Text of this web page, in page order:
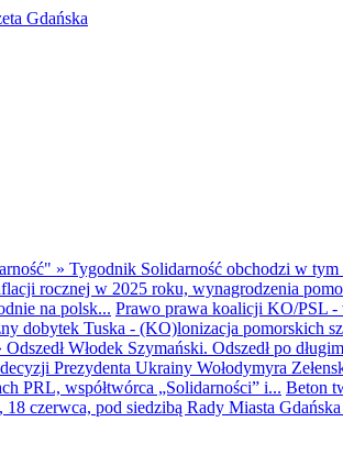
» Tygodnik Solidarność obchodzi w
rocznej w 2025 roku, wynagrodzenia
na polsk... Prawo prawa koalicji KO/PSL -
dobytek Tuska - (KO)lonizacja pomorskich
Odszedł Włodek Szymański. Odszedł po
Prezydenta Ukrainy Wołodymyra
PRL, współtwórca „Solidarności” i... Beton
18 czerwca, pod siedzibą Rady Miasta